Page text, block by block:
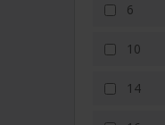
6
10
14